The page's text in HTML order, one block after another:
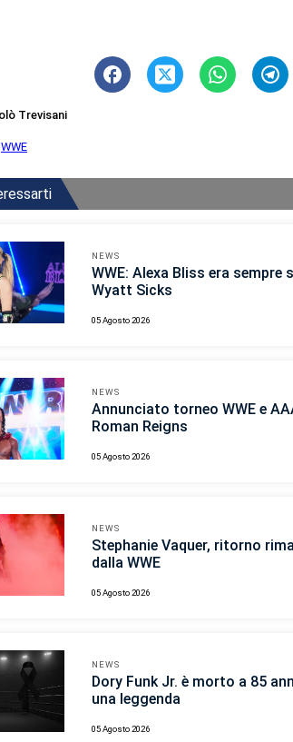
Trevisani
WWE
NEWS
WWE: Alexa Bliss era
Wyatt Sicks
05 Agosto 2026
NEWS
Annunciato torneo WWE e
Roman Reigns
05 Agosto 2026
NEWS
Stephanie Vaquer, ritorno
dalla WWE
05 Agosto 2026
NEWS
Dory Funk Jr. è morto a 85
una leggenda
05 Agosto 2026